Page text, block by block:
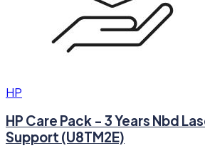
HP
HP Care Pack - 3 Years Nbd
Support (U8TM2E)